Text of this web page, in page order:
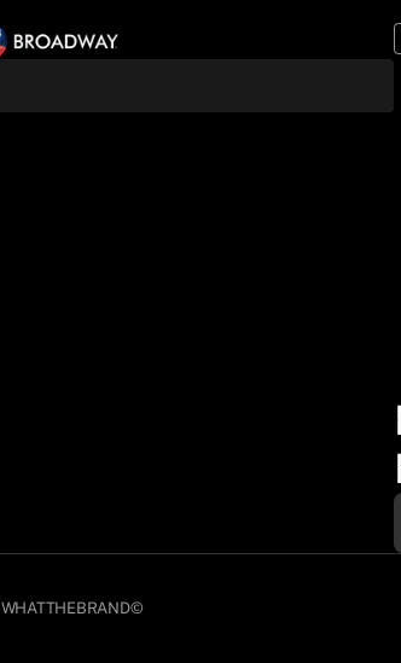
WHATTHEBRAND©